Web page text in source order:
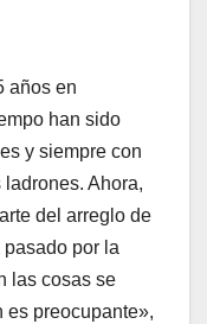
años en
han sido
y siempre con
Ahora,
del arreglo de
pasado por la
las cosas se
es preocupante»,